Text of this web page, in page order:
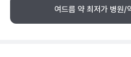
여드름 약 최저가 병원/